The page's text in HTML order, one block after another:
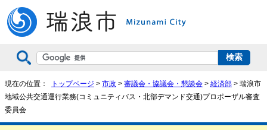
現在の位置： トップページ > 市政 > 審議会・協議会・懇談会 > 経済部 > 瑞浪市
地域公共交通運行業務(コミュニティバス・北部デマンド交通)プロポーザル審査
委員会